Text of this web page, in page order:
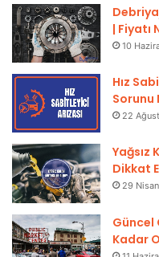
| Fiyatı
10
Hız
Sorunu
22
Yağsız
Dikkat
29
Güncel
Kadar